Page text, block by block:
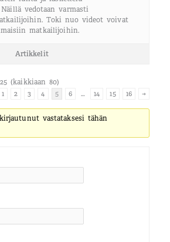
vedotaan varmasti
Toki nuo videot voivat
matkailijoihin.
Artikkelit
(kaikkiaan 80)
1 2 3 4 5 6 … 14 15 16 →
vastataksesi tähän